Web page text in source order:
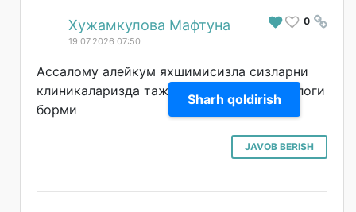
Sharh qoldirish
# 0
Хужамкулова Мафтуна
19.07.2026 07:50
Ассалому алейкум яхшимисизла сизларни
клиникаларизда тажрибали болалар урологи
борми
JAVOB BERISH